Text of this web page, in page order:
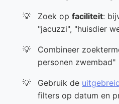
Zoek op faciliteit:
"jacuzzi", "huisdier
Combineer
personen zwembad"
Gebruik de
filters op datum en